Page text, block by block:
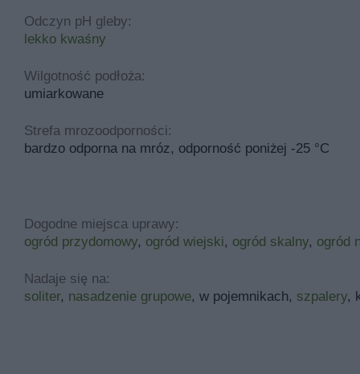
Odczyn pH gleby:
lekko kwaśny
Wilgotność podłoża:
umiarkowane
Strefa mrozoodporności:
bardzo odporna na mróz, odporność poniżej -25 °C
Dogodne miejsca uprawy:
ogród przydomowy, ogród wiejski, ogród skalny, ogród
Nadaje się na:
soliter, nasadzenie grupowe, w pojemnikach, szpalery,